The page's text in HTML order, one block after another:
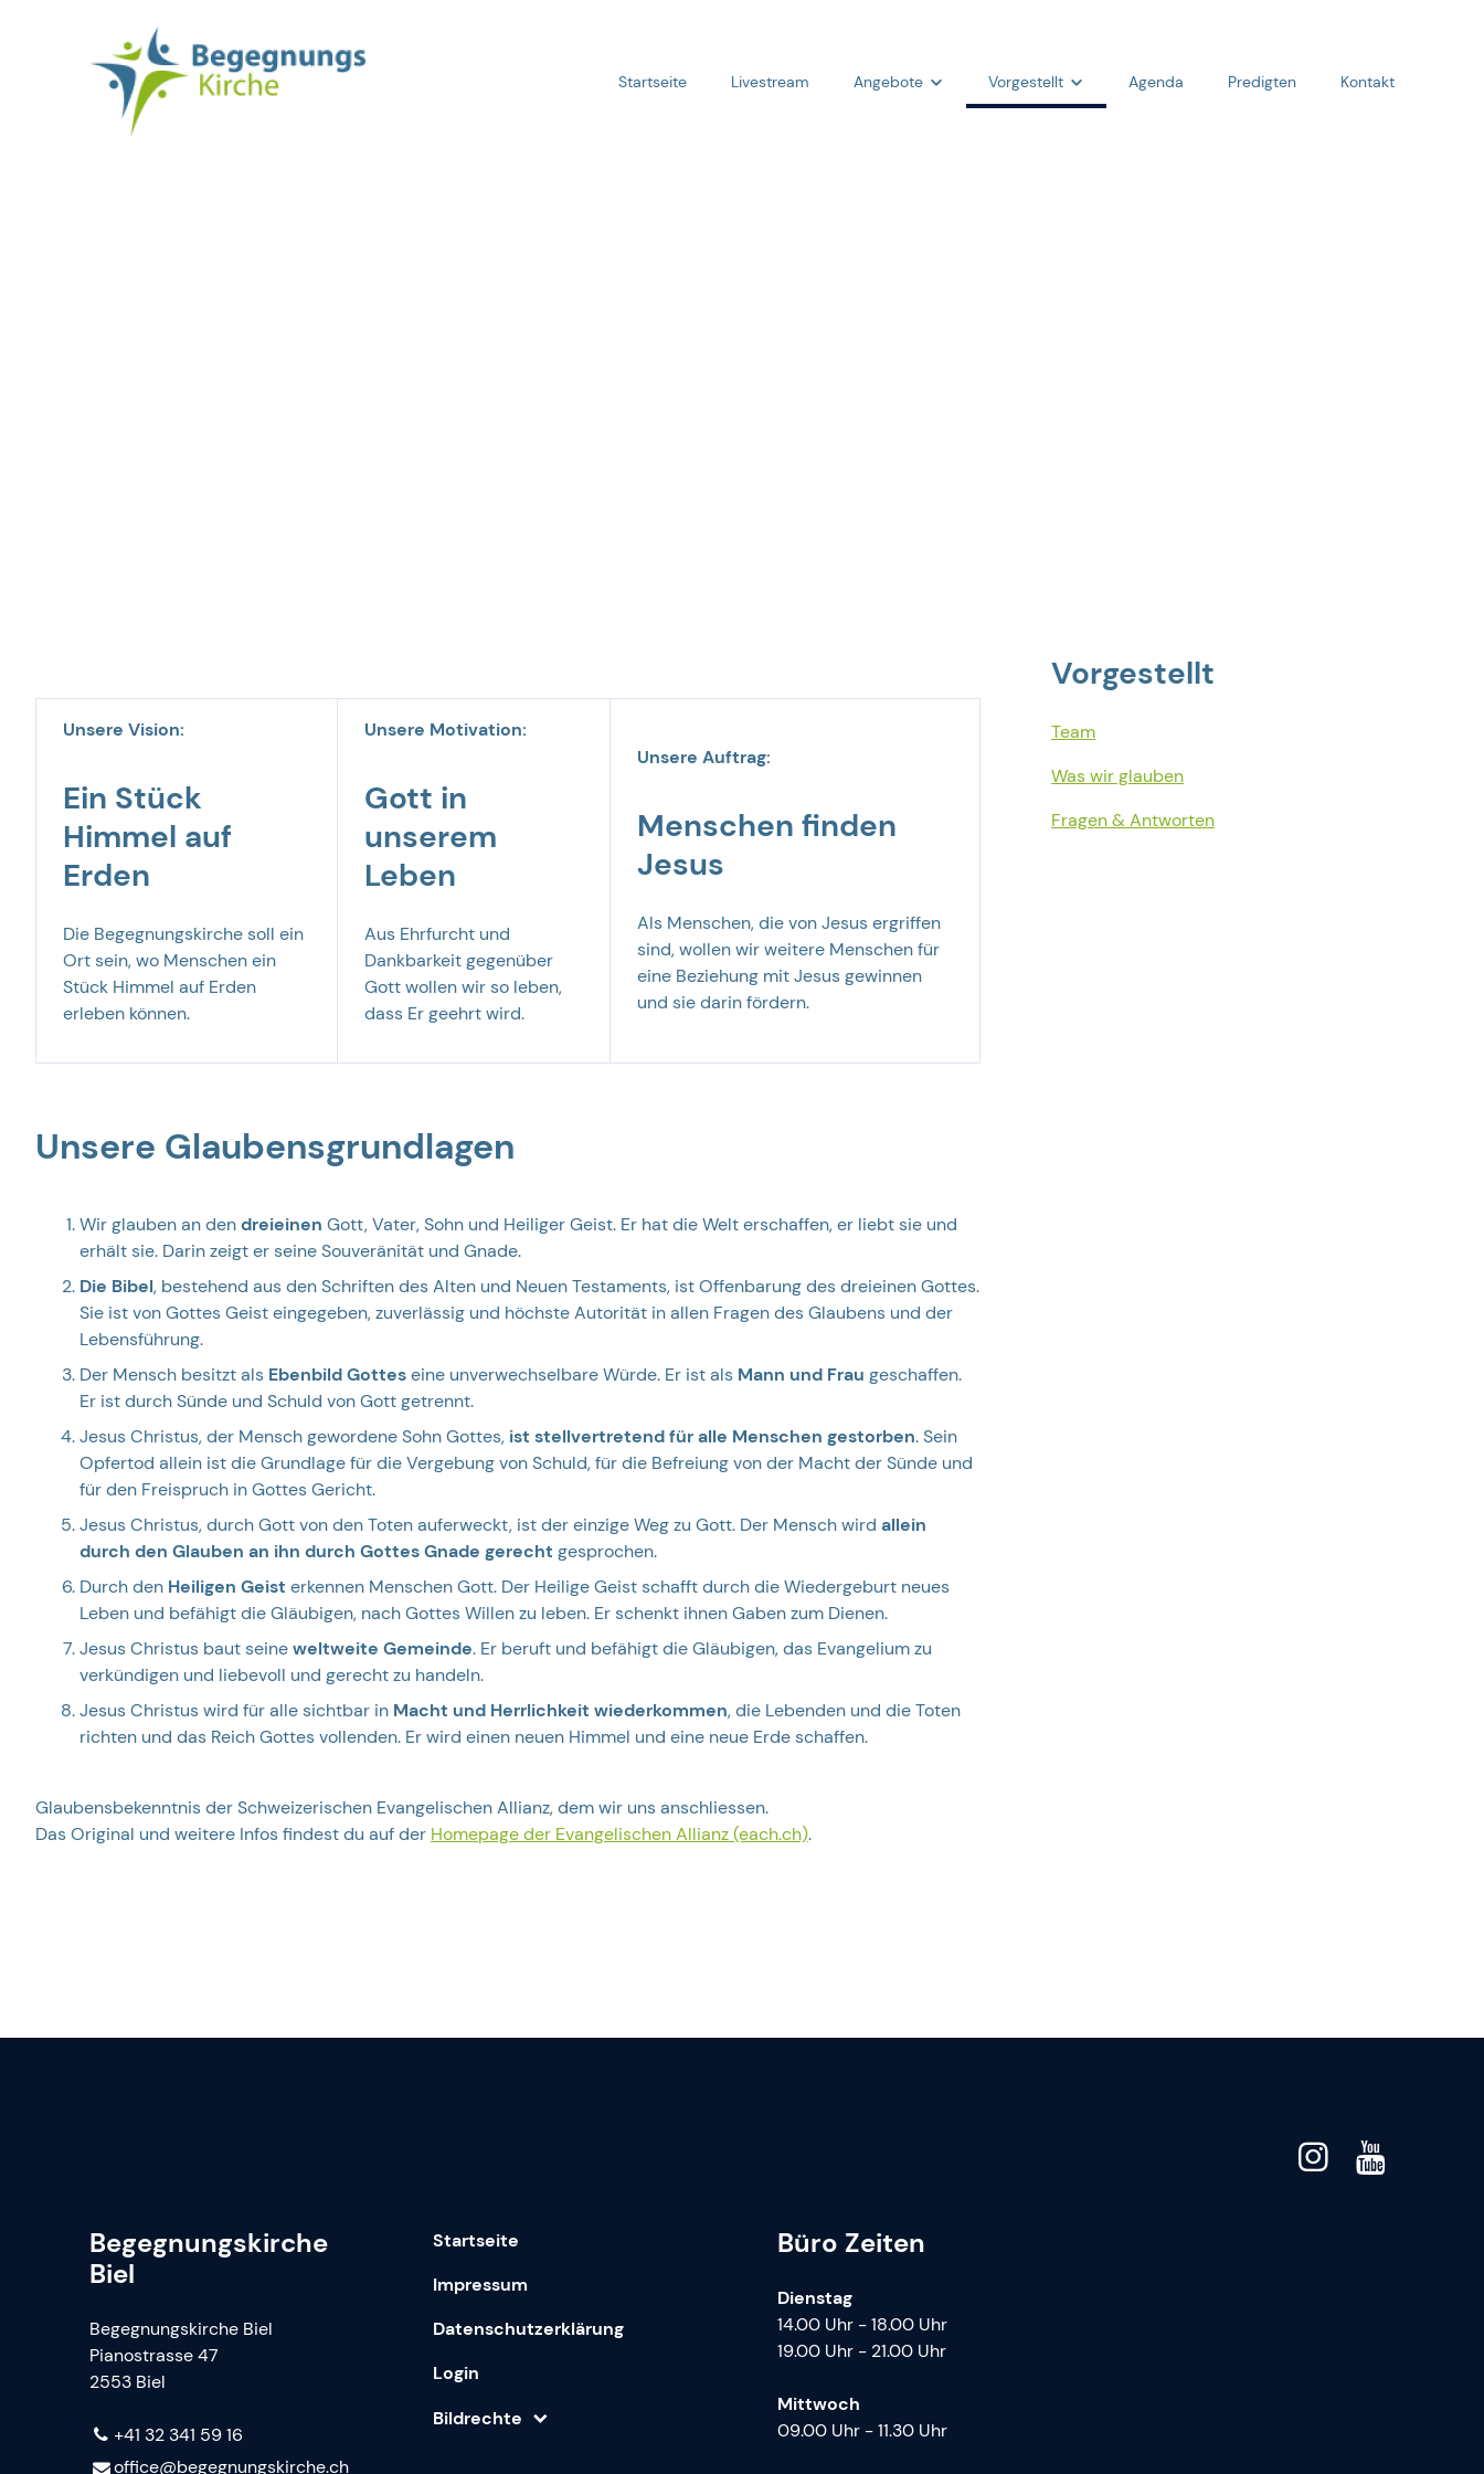
Startseite Livestream Angebote Vorgestellt Agenda Predigten Kontakt
um was es uns im Kern geht
Unsere Vision:
Ein Stück
Himmel auf
Erden
Die Begegnungskirche soll ein
Ort sein, wo Menschen ein
Stück Himmel auf Erden
erleben können.
Unsere Motivation:
Gott in
unserem
Leben
Aus Ehrfurcht und
Dankbarkeit gegenüber
Gott wollen wir so leben,
dass Er geehrt wird.
Unsere Auftrag:
Menschen finden
Jesus
Als Menschen, die von Jesus ergriffen
sind, wollen wir weitere Menschen für
eine Beziehung mit Jesus gewinnen
und sie darin fördern.
Unsere Glaubensgrundlagen
Wir glauben an dendreieinen Gott, Vater, Sohn und Heiliger Geist. Er hat die Welt erschaffen, er liebt sie und
erhält sie. Darin zeigt er seine Souveränität und Gnade.
Die Bibel, bestehend aus den Schriften des Alten und Neuen Testaments, ist Offenbarung des dreieinen Gottes.
Sie ist von Gottes Geist eingegeben, zuverlässig und höchste Autorität in allen Fragen des Glaubens und der
Lebensführung.
Der Mensch besitzt als Ebenbild Gotteseine unverwechselbare Würde. Er ist als Mann und Frau geschaffen.
Er ist durch Sünde und Schuld von Gott getrennt.
Jesus Christus, der Mensch gewordene Sohn Gottes, ist stellvertretend für alle Menschen gestorben. Sein
Opfertod allein ist die Grundlage für die Vergebung von Schuld, für die Befreiung von der Macht der Sünde und
für den Freispruch in Gottes Gericht.
Jesus Christus, durch Gott von den Toten auferweckt, ist der einzige Weg zu Gott. Der Mensch wird allein
durch den Glauben an ihn durch Gottes Gnade gerecht gesprochen.
Durch den Heiligen Geist erkennen Menschen Gott. Der Heilige Geist schafft durch die Wiedergeburt neues
Leben und befähigt die Gläubigen, nach Gottes Willen zu leben. Er schenkt ihnen Gaben zum Dienen.
Jesus Christus baut seineweltweite Gemeinde. Er beruft und befähigt die Gläubigen, das Evangelium zu
verkündigen und liebevoll und gerecht zu handeln.
Jesus Christus wird für alle sichtbar in Macht und Herrlichkeit wiederkommen, die Lebenden und die Toten
richten und das Reich Gottes vollenden. Er wird einen neuen Himmel und eine neue Erde schaffen.
Glaubensbekenntnis der Schweizerischen Evangelischen Allianz, dem wir uns anschliessen.
Das Original und weitere Infos findest du auf der Homepage der Evangelischen Allianz (each.ch).
Vorgestellt
Team
Was wir glauben
Fragen & Antworten
Begegnungskirche
Biel
Begegnungskirche Biel
Pianostrasse 47
2553 Biel
+41 32 341 59 16
office@​begegnungskirche.​ch
Startseite
Impressum
Datenschutzerklärung
Login
Bildrechte
Büro Zeiten
Dienstag
14.00 Uhr - 18.00 Uhr
19.00 Uhr - 21.00 Uhr
Mittwoch
09.00 Uhr - 11.30 Uhr